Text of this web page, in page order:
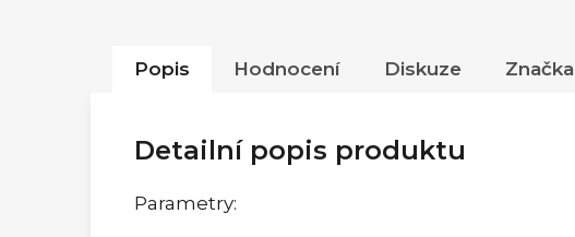
Popis Hodnocení Diskuze Značka
Detailní popis produktu
Parametry: